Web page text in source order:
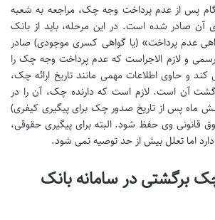
پس از عدم پرداخت وجه چک، مراجعه به شعبه
صادر شده است. در این مرحله، باید از بانک
عدم پرداخت» (یا گواهی کسری موجودی) صادر
و لازم الاجراست که عدم پرداخت وجه چک را
و حاوی اطلاعات مهمی مانند تاریخ ارائه چک،
آن است. لازم است که دارنده چک، آن را در
ماه پس از تاریخ صدور چک برای پیگیری کیفری)
قانونی وی حفظ شود. البته برای پیگیری حقوقی،
اما تعلل بیش از حد توصیه نمی شود.
برگشتی در سامانه بانک